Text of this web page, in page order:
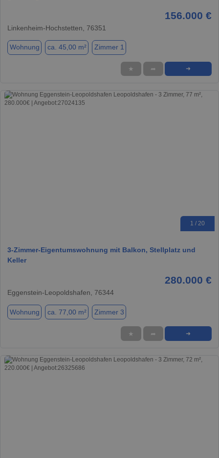
156.000 €
Linkenheim-Hochstetten, 76351
Wohnung ca. 45,00 m² Zimmer 1
★ ➦ ➜
1 / 20
3-Zimmer-Eigentumswohnung mit Balkon, Stellplatz und
Keller
280.000 €
Eggenstein-Leopoldshafen, 76344
Wohnung ca. 77,00 m² Zimmer 3
★ ➦ ➜